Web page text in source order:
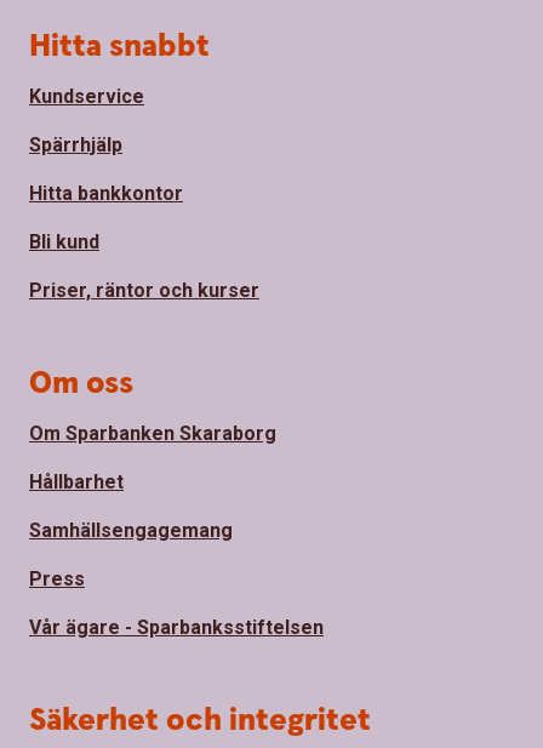
Sidfot
Hitta snabbt
Kundservice
Spärrhjälp
Hitta bankkontor
Bli kund
Priser, räntor och kurser
Om oss
Om Sparbanken Skaraborg
Hållbarhet
Samhällsengagemang
Press
Vår ägare - Sparbanksstiftelsen
Säkerhet och integritet